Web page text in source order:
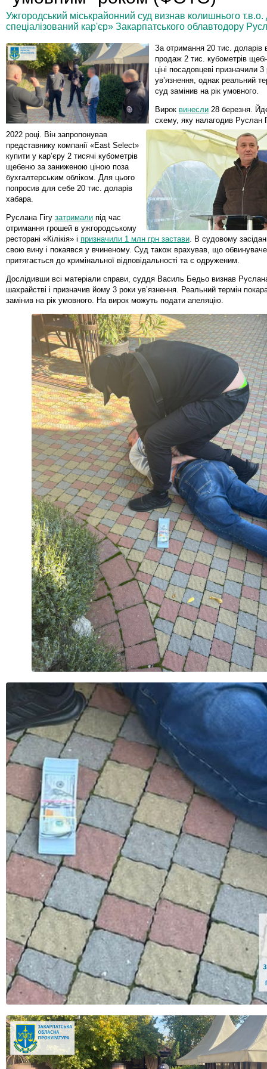
Ужгородський міськрайонний суд визнав колишнього т.в.о.
спеціалізований кар'єр» Закарпатського облавтодору
За отримання 20 тис. доларів
продаж 2 тис. кубометрів
ціні посадовцеві призначили 3
ув’язнення, однак реальний
суд замінив на рік умовного.
Вирок винесли 28 березня.
схему, яку налагодив Руслан
2022 році. Він запропонував
представнику компанії «East Select»
купити у кар’єру 2 тисячі кубометрів
щебеню за заниженою ціною поза
бухгалтерським обліком. Для цього
попросив для себе 20 тис. доларів
хабара.
Руслана Гігу затримали під час
отримання грошей в ужгородському
ресторані «Кілікія» і призначили 1 млн грн застави . В судовому
свою вину і покаявся у вчиненому. Суд також врахував, що
притягається до кримінальної відповідальності та є одруженим.
Дослідивши всі матеріали справи, суддя Василь Бедьо визнав
шахрайстві і призначив йому 3 роки ув’язнення. Реальний термін
замінив на рік умовного. На вирок можуть подати апеляцію.